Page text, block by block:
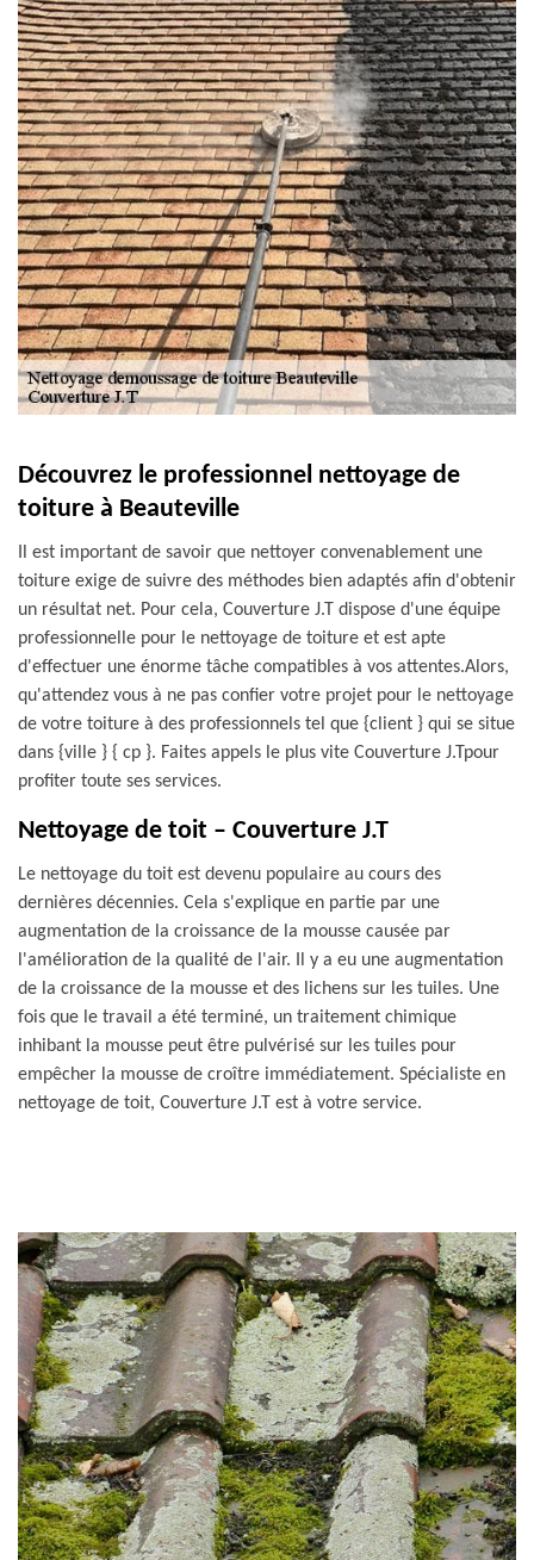
Découvrez le professionnel nettoyage de
toiture à Beauteville
Il est important de savoir que nettoyer convenablement une
toiture exige de suivre des méthodes bien adaptés afin d'obtenir
un résultat net. Pour cela, Couverture J.T dispose d'une équipe
professionnelle pour le nettoyage de toiture et est apte
d'effectuer une énorme tâche compatibles à vos attentes.Alors,
qu'attendez vous à ne pas confier votre projet pour le nettoyage
de votre toiture à des professionnels tel que {client } qui se situe
dans {ville } { cp }. Faites appels le plus vite Couverture J.Tpour
profiter toute ses services.
Nettoyage de toit – Couverture J.T
Le nettoyage du toit est devenu populaire au cours des
dernières décennies. Cela s'explique en partie par une
augmentation de la croissance de la mousse causée par
l'amélioration de la qualité de l'air. Il y a eu une augmentation
de la croissance de la mousse et des lichens sur les tuiles. Une
fois que le travail a été terminé, un traitement chimique
inhibant la mousse peut être pulvérisé sur les tuiles pour
empêcher la mousse de croître immédiatement. Spécialiste en
nettoyage de toit, Couverture J.T est à votre service.